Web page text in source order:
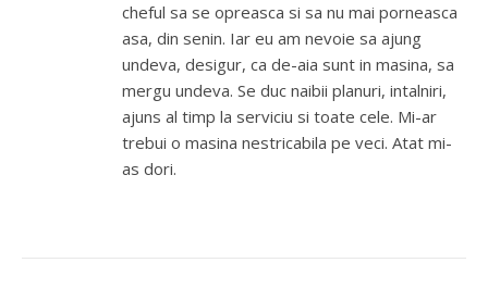
cheful sa se opreasca si sa nu mai porneasca
asa, din senin. Iar eu am nevoie sa ajung
undeva, desigur, ca de-aia sunt in masina, sa
mergu undeva. Se duc naibii planuri, intalniri,
ajuns al timp la serviciu si toate cele. Mi-ar
trebui o masina nestricabila pe veci. Atat mi-
as dori.